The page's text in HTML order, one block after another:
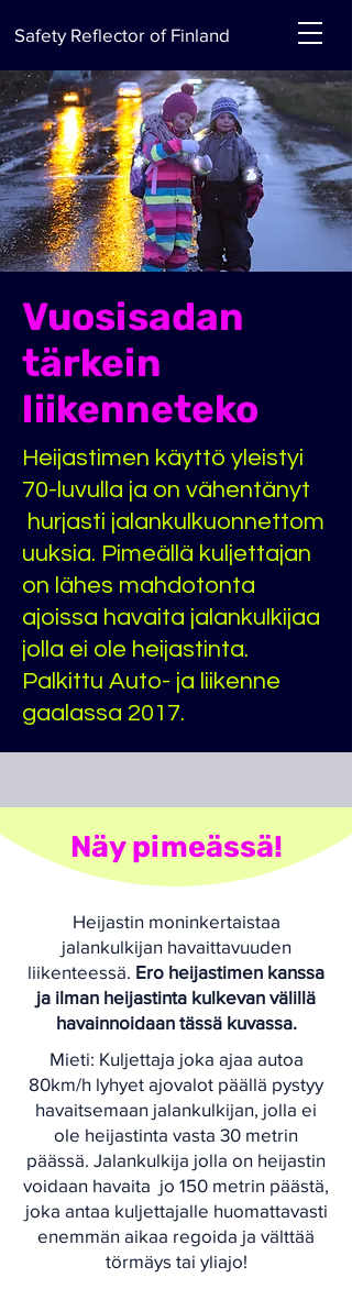
Safety Reflector of Finland
Vuosisadan
tärkein
liikenneteko
Heijastimen käyttö yleistyi
70-luvulla ja on vähentänyt
hurjasti jalankulkuonnettom
uuksia. Pimeällä kuljettajan
on lähes mahdotonta
ajoissa havaita jalankulkijaa
jolla ei ole heijastinta.
Palkittu Auto- ja liikenne
gaalassa 2017.
Näy pimeässä!
Heijastin moninkertaistaa
jalankulkijan havaittavuuden
liikenteessä. Ero heijastimen kanssa
ja ilman heijastinta kulkevan välillä
havainnoidaan tässä kuvassa.
Mieti: Kuljettaja joka ajaa autoa
80km/h lyhyet ajovalot päällä pystyy
havaitsemaan jalankulkijan, jolla ei
ole heijastinta vasta 30 metrin
päässä. Jalankulkija jolla on heijastin
voidaan havaita jo 150 metrin päästä,
joka antaa kuljettajalle huomattavasti
enemmän aikaa regoida ja välttää
törmäys tai yliajo!